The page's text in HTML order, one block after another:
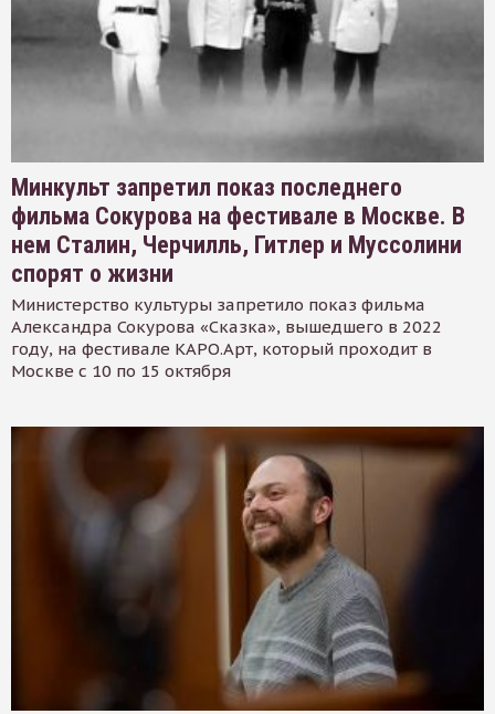
Минкульт запретил показ последнего
фильма Сокурова на фестивале в Москве. В
нем Сталин, Черчилль, Гитлер и Муссолини
спорят о жизни
Министерство культуры запретило показ фильма
Александра Сокурова «Сказка», вышедшего в 2022
году, на фестивале КАРО.Арт, который проходит в
Москве с 10 по 15 октября